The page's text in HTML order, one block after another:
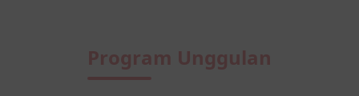
Program Unggulan